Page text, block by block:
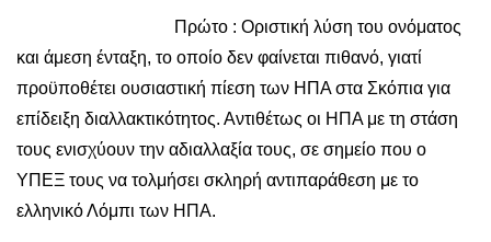
Πρώτο : Οριστική λύση του ονόματος
και άμεση ένταξη, το οποίο δεν φαίνεται πιθανό, γιατί
προϋποθέτει ουσιαστική πίεση των ΗΠΑ στα Σκόπια για
επίδειξη διαλλακτικότητος. Αντιθέτως οι ΗΠΑ με τη στάση
τους ενισχύουν την αδιαλλαξία τους, σε σημείο που ο
ΥΠΕΞ τους να τολμήσει σκληρή αντιπαράθεση με το
ελληνικό Λόμπι των ΗΠΑ.